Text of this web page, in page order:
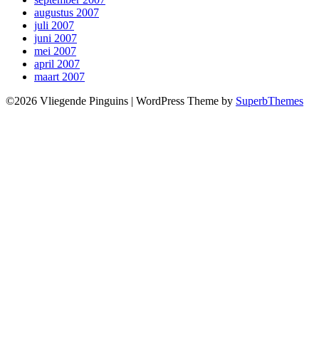
augustus 2007
juli 2007
juni 2007
mei 2007
april 2007
maart 2007
©2026 Vliegende Pinguins | WordPress Theme by SuperbThemes